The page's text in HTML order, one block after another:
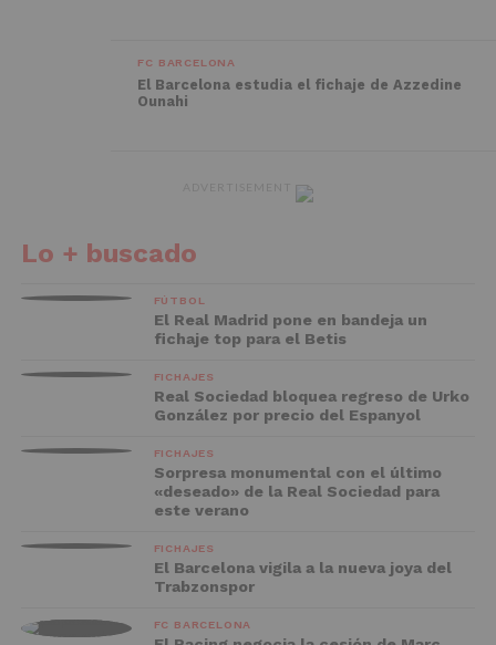
FC BARCELONA
El Barcelona estudia el fichaje de Azzedine
Ounahi
Lo + buscado
FÚTBOL
El Real Madrid pone en bandeja un
fichaje top para el Betis
FICHAJES
Real Sociedad bloquea regreso de Urko
González por precio del Espanyol
FICHAJES
Sorpresa monumental con el último
«deseado» de la Real Sociedad para
este verano
FICHAJES
El Barcelona vigila a la nueva joya del
Trabzonspor
FC BARCELONA